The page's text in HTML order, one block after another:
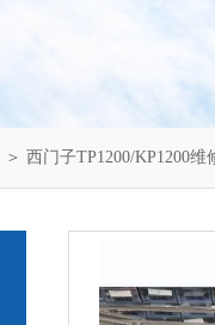
＞ 西门子TP1200/KP1200维